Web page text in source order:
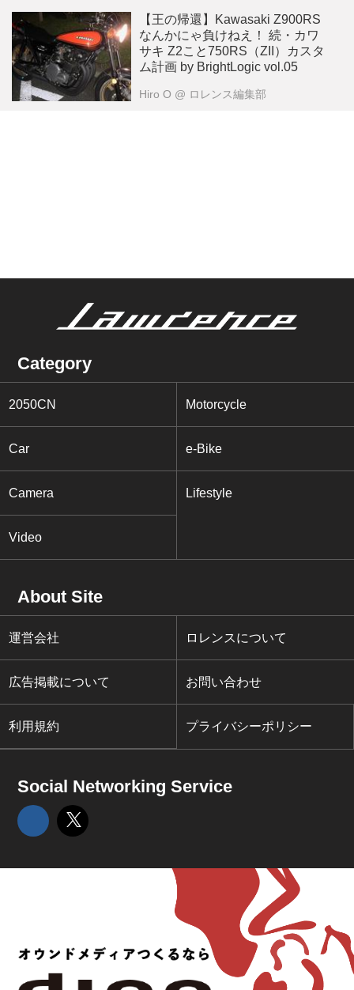
【王の帰還】Kawasaki Z900RS
なんかにゃ負けねえ！ 続・カワ
サキ Z2こと750RS（ZII）カスタ
ム計画 by BrightLogic vol.05
Hiro O @ ロレンス編集部
Category
2050CN Motorcycle
Car e-Bike
Camera Lifestyle
Video
About Site
運営会社 ロレンスについて
広告掲載について お問い合わせ
利用規約 プライバシーポリシー
Social Networking Service